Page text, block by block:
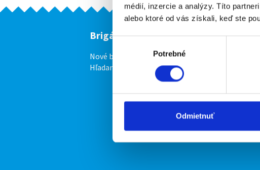
médií, inzercie a analýzy. Títo
alebo ktoré od vás získali, keď ste
Výber
súhlasu
Potrebné
Odmietnuť
Brigádnici
Nové brigády
Hľadané brigády
Firmy
Vložiť